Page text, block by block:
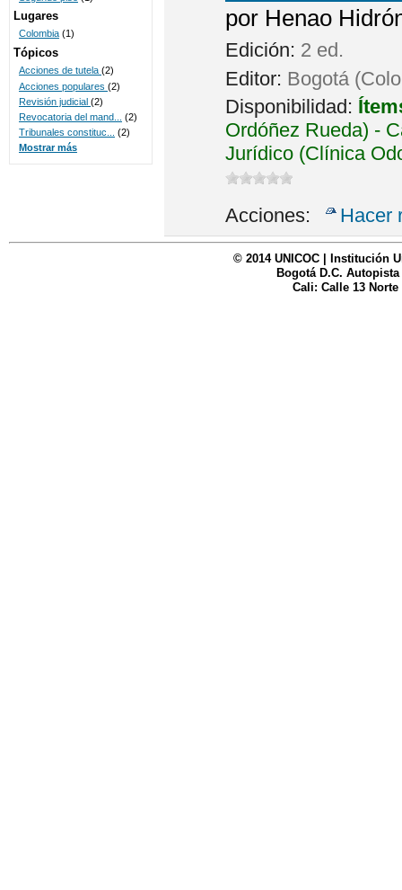
por Henao
Edición: 2 ed.
Editor: Bogotá
Disponibilidad:
Ordóñez Rueda) -
Jurídico (Clínica
Acciones: Hacer
Lugares
Colombia (1)
Tópicos
Acciones de tutela (2)
Acciones populares (2)
Revisión judicial (2)
Revocatoria del mand...
(2)
Tribunales constituc...
(2)
Mostrar más
© 2014 UNICOC | Institución
Bogotá D.C. Autopista
Cali: Calle 13 Norte